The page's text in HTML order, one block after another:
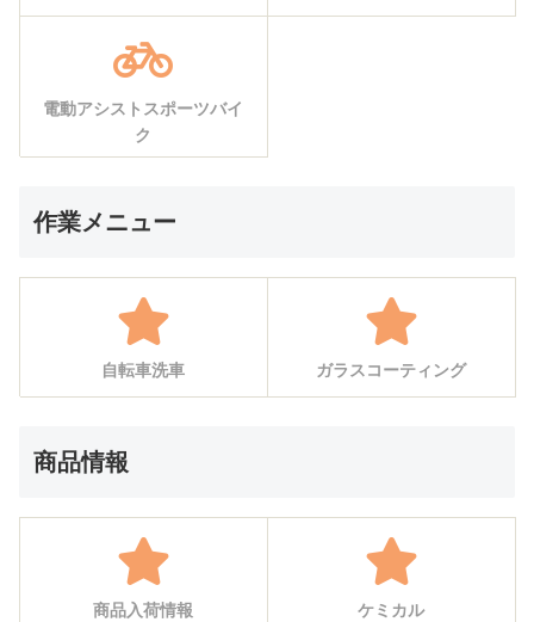
電動アシストスポーツバイ
ク
作業メニュー
自転車洗車 ガラスコーティング
商品情報
商品入荷情報 ケミカル